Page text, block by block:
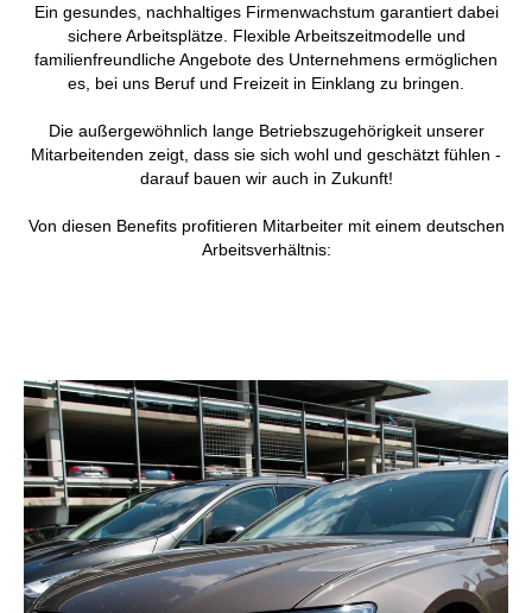
Ein gesundes, nachhaltiges Firmenwachstum garantiert dabei
sichere Arbeitsplätze. Flexible Arbeitszeitmodelle und
familienfreundliche Angebote des Unternehmens ermöglichen
es, bei uns Beruf und Freizeit in Einklang zu bringen.
Die außergewöhnlich lange Betriebszugehörigkeit unserer
Mitarbeitenden zeigt, dass sie sich wohl und geschätzt fühlen -
darauf bauen wir auch in Zukunft!
Von diesen Benefits profitieren Mitarbeiter mit einem deutschen
Arbeitsverhältnis: